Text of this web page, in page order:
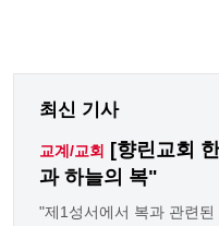
최신 기사
교계/교회
[향린교회
과 하늘의 복"
"제1성서에서 복과 관련